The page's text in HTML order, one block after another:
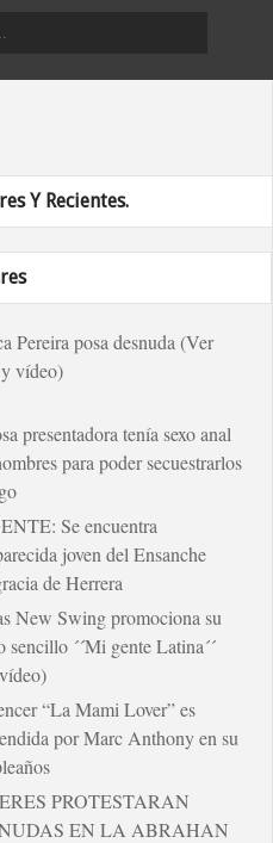
Y Recientes.
Pereira posa desnuda (Ver
vídeo)
presentadora tenía sexo anal
para poder secuestrarlos
Se encuentra
joven del Ensanche
de Herrera
New Swing promociona su
sencillo ´´Mi gente Latina´´
“La Mami Lover” es
por Marc Anthony en su
PROTESTARAN
EN LA ABRAHAN